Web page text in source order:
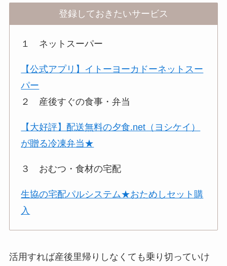
登録しておきたいサービス
１ ネットスーパー
【公式アプリ】イトーヨーカドーネットスー
パー
２ 産後すぐの食事・弁当
【大好評】配送無料の夕食.net（ヨシケイ）
が贈る冷凍弁当★
３ おむつ・食材の宅配
生協の宅配パルシステム★おためしセット購
入
活用すれば産後里帰りしなくても乗り切っていけ